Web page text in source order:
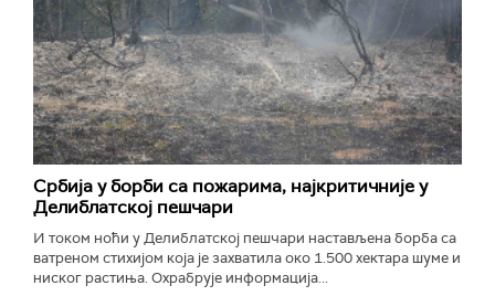
Србија у борби са пожарима, најкритичније у
Делиблатској пешчари
И током ноћи у Делиблатској пешчари настављена борба са
ватреном стихијом која је захватила око 1.500 хектара шуме и
ниског растиња. Охрабрује информација...